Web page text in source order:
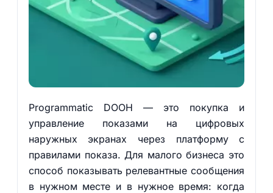
Programmatic DOOH — это покупка и
управление показами на цифровых
наружных экранах через платформу с
правилами показа. Для малого бизнеса это
способ показывать релевантные сообщения
в нужном месте и в нужное время: когда